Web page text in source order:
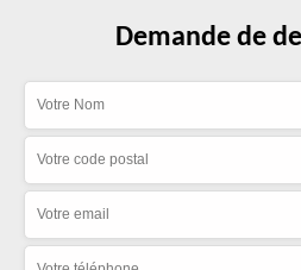
Demande de